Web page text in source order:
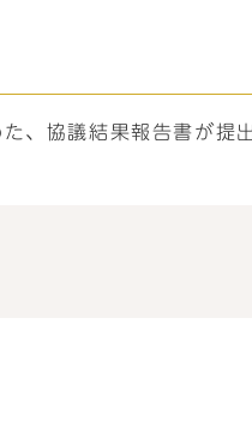
、協議結果報告書が提